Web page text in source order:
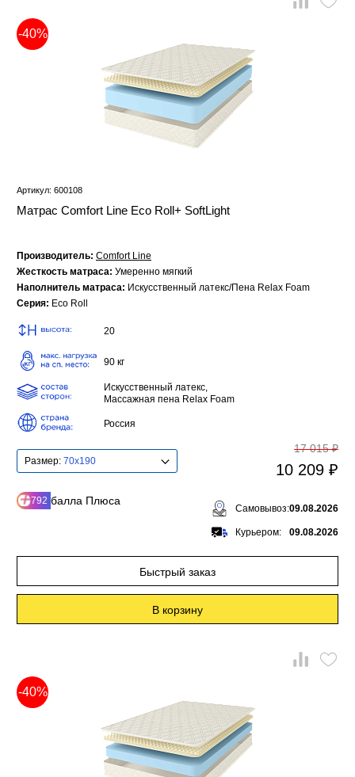
-40%
Артикул: 600108
Матрас Comfort Line Eco Roll+ SoftLight
Производитель: Comfort Line
Жесткость матраса: Умеренно мягкий
Наполнитель матраса: Искусственный латекс/Пена Relax Foam
Серия: Eco Roll
20
90 кг
Искусственный латекс,
Массажная пена Relax Foam
Россия
Размер: 70x190
792 балла Плюса
17 015 ₽
10 209 ₽
Самовывоз:09.08.2026
Курьером: 09.08.2026
Быстрый заказ
В корзину
-40%